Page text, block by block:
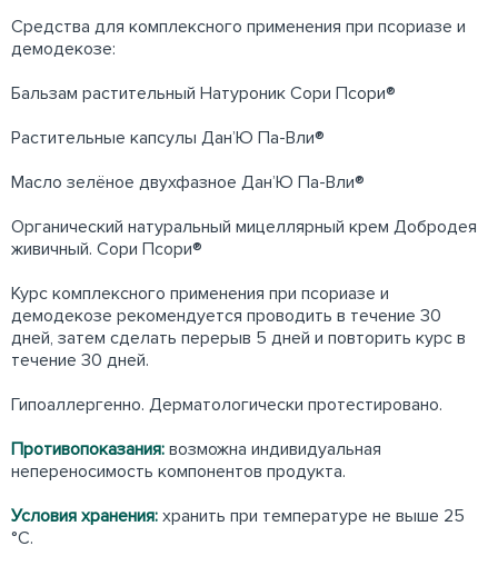
Средства для комплексного применения при псориазе и
демодекозе:
Бальзам растительный Натуроник Сори Псори®
Растительные капсулы Дан’Ю Па-Вли®
Масло зелёное двухфазное Дан’Ю Па-Вли®
Органический натуральный мицеллярный крем Добродея
живичный. Сори Псори®
Курс комплексного применения при псориазе и
демодекозе рекомендуется проводить в течение 30
дней, затем сделать перерыв 5 дней и повторить курс в
течение 30 дней.
Гипоаллергенно. Дерматологически протестировано.
Противопоказания: возможна индивидуальная
непереносимость компонентов продукта.
Условия хранения: хранить при температуре не выше 25
°С.